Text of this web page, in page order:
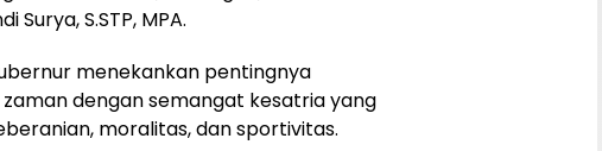
Surya, S.STP, MPA.
menekankan pentingnya
dengan semangat kesatria yang
moralitas, dan sportivitas.